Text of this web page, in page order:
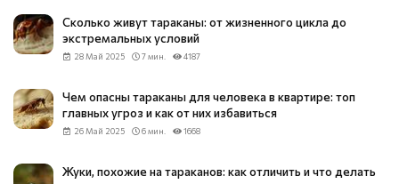
Сколько живут тараканы: от жизненного цикла до
экстремальных условий
28 Май 2025 7 мин. 4187
Чем опасны тараканы для человека в квартире: топ
главных угроз и как от них избавиться
26 Май 2025 6 мин. 1668
Жуки, похожие на тараканов: как отличить и что делать